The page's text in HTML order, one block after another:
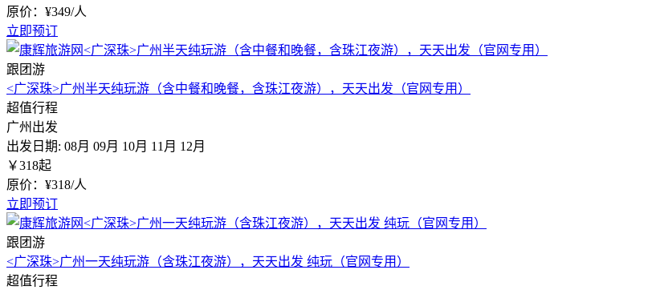
原价：¥349/人
立即预订
跟团游
<广深珠>广州半天纯玩游（含中餐和晚餐，含珠江夜游），天天出发（官网专用）
超值行程
广州出发
出发日期: 08月 09月 10月 11月 12月
￥318起
原价：¥318/人
立即预订
跟团游
<广深珠>广州一天纯玩游（含珠江夜游），天天出发 纯玩（官网专用）
超值行程